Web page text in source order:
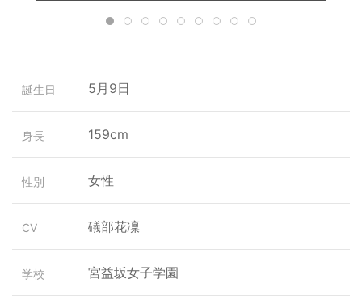
誕生日 5月9日
身長 159cm
性別 女性
CV 礒部花凜
学校 宮益坂女子学園